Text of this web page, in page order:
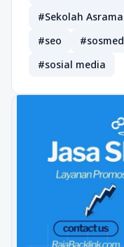
#Sekolah Asrama
#seo
#sosmed
#sosial media